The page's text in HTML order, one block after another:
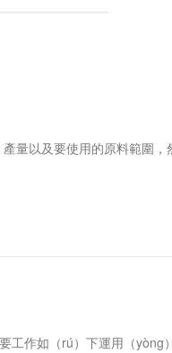
以及要使用的原料範圍
如（rú）下運用（yòng）